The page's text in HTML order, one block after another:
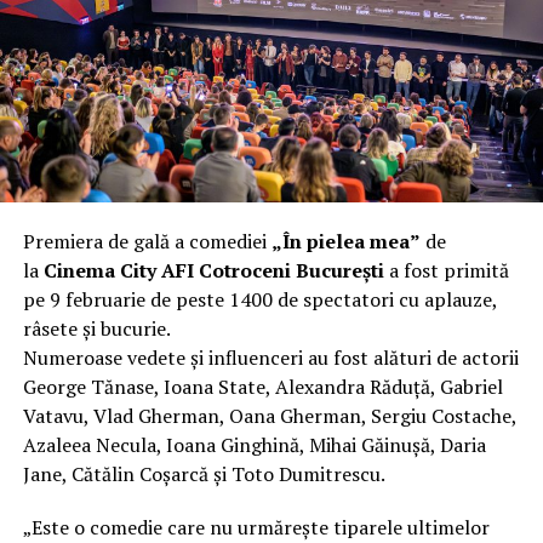
încât nu a mai putut fi pliat. Proprietarul l-a aruncat la
fier vechi a doua zi. Asta ca să fie clar de la început: nu
vorbim despre preferințe estetice, ci despre
funcționalitate reală.
Aluminiul, pe scurt: ușor,
rezistent la coroziune, dar cu
nuanțe
Aluminiul e materialul care apare primul în conversație
când cineva caută un pavilion ușor. Și pe bună dreptate.
Densitatea aluminiului e de aproximativ 2,7 g/cm³, față
de circa 7,8 g/cm³ pentru oțel. Practic, la un volum
identic, aluminiul cântărește cam o treime din greutatea
oțelului. Pentru oricine transportă, montează și
demontează frecvent o structură, diferența asta se
simte enorm.
Premiera de gală a comediei „În pielea mea” de
la Cinema City AFI Cotroceni Bucureștia fost primită
pe 9 februarie de peste 1400 de spectatori cu aplauze,
râsete și bucurie.
Numeroase vedete și influenceri au fost alături de actorii
George Tănase, Ioana State, Alexandra Răduță, Gabriel
Vatavu, Vlad Gherman, Oana Gherman, Sergiu Costache,
Azaleea Necula, Ioana Ginghină, Mihai Găinușă, Daria
Jane, Cătălin Coșarcă și Toto Dumitrescu.
„Este o comedie care nu urmărește tiparele ultimelor